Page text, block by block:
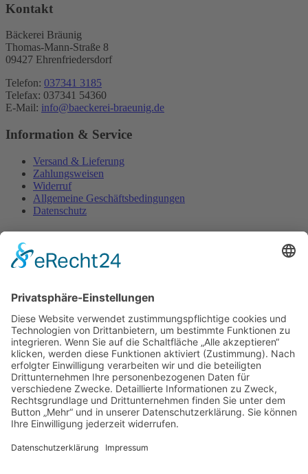
Kontakt
Bäckerei Bräunig
Thomas-Mann-Straße 8
09427 Ehrenfriedersdorf
Telefon: 037341 3185
Telefax: 037341 54360
E-Mail: info@baeckerei-braeunig.de
Information & Service
Versand & Lieferung
Zahlungsweisen
Widerruf
Allgemeine Geschäftsbedingungen
Datenschutz
Home
Website
Widerruf
©2026 Bäckerei Bräunig | Umsetzung Pepsite®
×
Anmelden
Benutzername